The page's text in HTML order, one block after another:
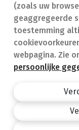
(zoals uw
geaggregeerde
toestemming
webpagina. Zie
persoonlijke